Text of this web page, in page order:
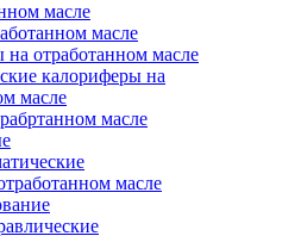
масле
масле
отработанном масле
калориферы на
масле
масле
масле